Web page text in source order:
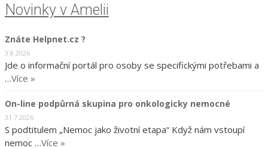
Novinky v Amelii
Znáte Helpnet.cz ?
3.8.2026
Jde o informační portál pro osoby se specifickými potřebami a
…Více »
On-line podpůrná skupina pro onkologicky nemocné
31.7.2026
S podtitulem „Nemoc jako životní etapa“ Když nám vstoupí
nemoc …Více »